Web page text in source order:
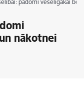
padomi veselīgākai
nākotnei